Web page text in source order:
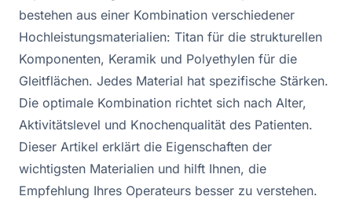
bestehen aus einer Kombination verschiedener
Hochleistungsmaterialien: Titan für die strukturellen
Komponenten, Keramik und Polyethylen für die
Gleitflächen. Jedes Material hat spezifische Stärken.
Die optimale Kombination richtet sich nach Alter,
Aktivitätslevel und Knochenqualität des Patienten.
Dieser Artikel erklärt die Eigenschaften der
wichtigsten Materialien und hilft Ihnen, die
Empfehlung Ihres Operateurs besser zu verstehen.